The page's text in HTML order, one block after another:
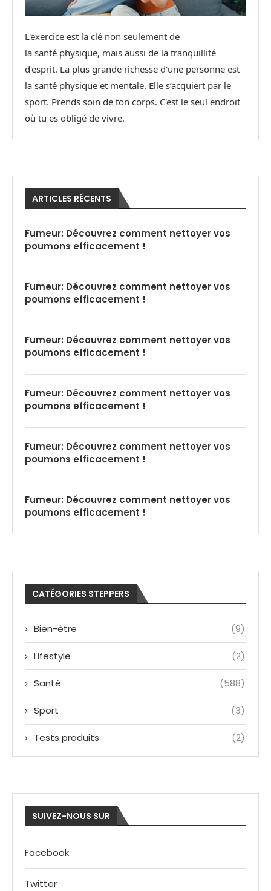
L'exercice est la clé non seulement de
la santé physique, mais aussi de la tranquillité
d'esprit. La plus grande richesse d'une personne est
la santé physique et mentale. Elle s’acquiert par le
sport. Prends soin de ton corps. C'est le seul endroit
où tu es obligé de vivre.
ARTICLES RÉCENTS
Fumeur: Découvrez comment nettoyer vos
poumons efficacement !
Fumeur: Découvrez comment nettoyer vos
poumons efficacement !
Fumeur: Découvrez comment nettoyer vos
poumons efficacement !
Fumeur: Découvrez comment nettoyer vos
poumons efficacement !
Fumeur: Découvrez comment nettoyer vos
poumons efficacement !
Fumeur: Découvrez comment nettoyer vos
poumons efficacement !
CATÉGORIES STEPPERS
Bien-être (9)
Lifestyle (2)
Santé (588)
Sport (3)
Tests produits (2)
SUIVEZ-NOUS SUR
Facebook
Twitter